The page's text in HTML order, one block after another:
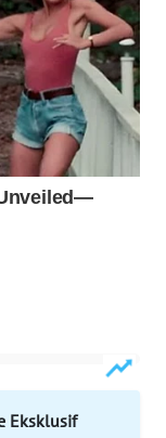
Eksklusif